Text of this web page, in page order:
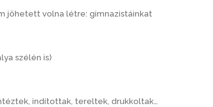
jöhetett volna létre: gimnazistáinkat
szélén is)
indítottak, tereltek, drukkoltak…